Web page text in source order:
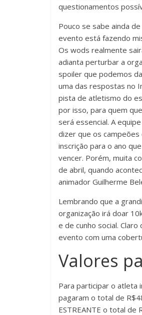
questionamentos
Pouco se sabe ainda
evento está fazendo
Os wods realmente
adianta perturbar a
spoiler que podemos
uma das respostas no
pista de atletismo do
por isso, para quem
será essencial. A
dizer que os campeões
inscrição para o ano
vencer. Porém, muita
de abril, quando
animador Guilherme
Lembrando que a
organização irá doar
e de cunho social.
evento com uma
Valores
Para participar o atleta
pagaram o total de
ESTREANTE o total de